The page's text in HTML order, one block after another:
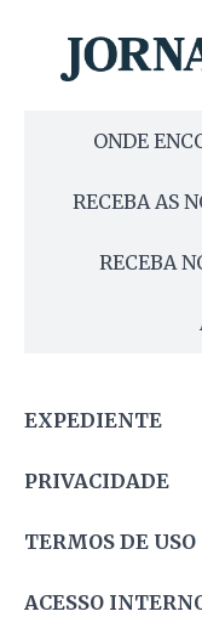
ONDE
RECEBA AS
RECEBA
EXPEDIENTE
PRIVACIDADE
TERMOS DE USO
ACESSO